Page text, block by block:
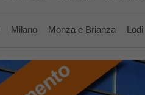
Milano Monza e Brianza Lodi